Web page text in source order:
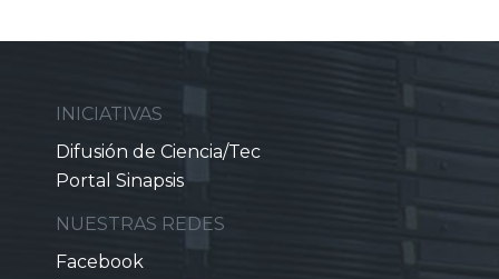
INICIATIVAS
Difusión de Ciencia/Tec
Portal Sinapsis
NUESTRAS REDES
Facebook